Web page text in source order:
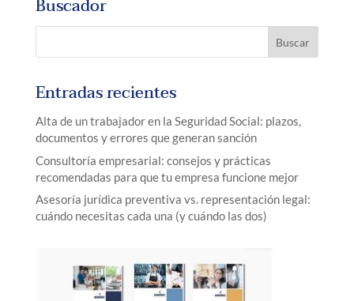
Buscador
Entradas recientes
Alta de un trabajador en la Seguridad Social: plazos,
documentos y errores que generan sanción
Consultoría empresarial: consejos y prácticas
recomendadas para que tu empresa funcione mejor
Asesoría jurídica preventiva vs. representación legal:
cuándo necesitas cada una (y cuándo las dos)